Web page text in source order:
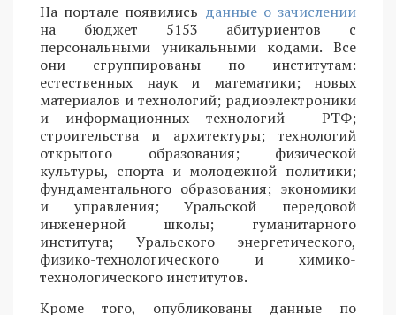
На портале появились данные о зачислении
на бюджет 5153 абитуриентов с
персональными уникальными кодами. Все
они сгруппированы по институтам:
естественных наук и математики; новых
материалов и технологий; радиоэлектроники
и информационных технологий - РТФ;
строительства и архитектуры; технологий
открытого образования; физической
культуры, спорта и молодежной политики;
фундаментального образования; экономики
и управления; Уральской передовой
инженерной школы; гуманитарного
института; Уральского энергетического,
физико-технологического и химико-
технологического институтов.
Кроме того, опубликованы данные по